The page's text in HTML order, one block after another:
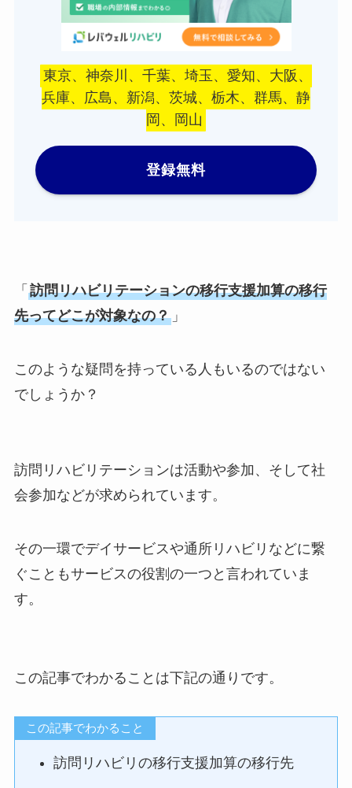
東京、神奈川、千葉、埼玉、愛知、大阪、
兵庫、広島、新潟、茨城、栃木、群馬、静
岡、岡山
登録無料
「 訪問リハビリテーションの移行支援加算の移行
先ってどこが対象なの？」
このような疑問を持っている人もいるのではない
でしょうか？
訪問リハビリテーションは活動や参加、そして社
会参加などが求められています。
その一環でデイサービスや通所リハビリなどに繋
ぐこともサービスの役割の一つと言われていま
す。
この記事でわかることは下記の通りです。
この記事でわかること
訪問リハビリの移行支援加算の移行先